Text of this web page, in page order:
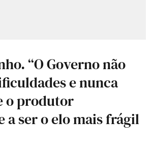
“O Governo não
e nunca
o produtor
a ser o elo mais frágil